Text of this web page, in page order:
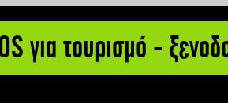
για τουρισμό -